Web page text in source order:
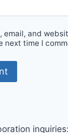
email, and
next time I
inquiries: